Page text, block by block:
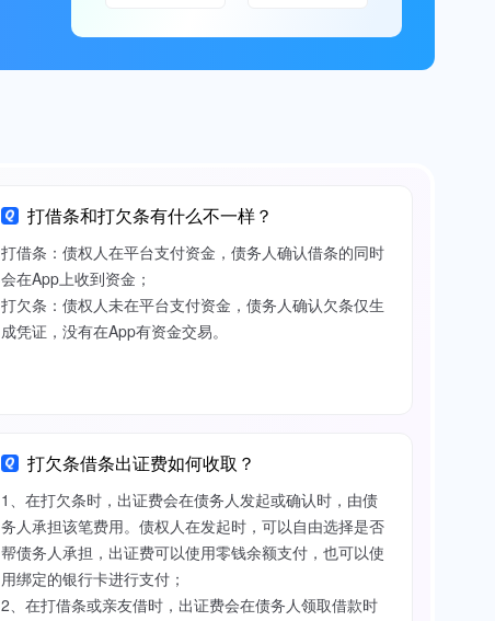
打借条和打欠条有什么不一样？
打借条：债权人在平台支付资金，债务人确认借条的同时
会在App上收到资金；
打欠条：债权人未在平台支付资金，债务人确认欠条仅生
成凭证，没有在App有资金交易。
打欠条借条出证费如何收取？
1、在打欠条时，出证费会在债务人发起或确认时，由债
务人承担该笔费用。债权人在发起时，可以自由选择是否
帮债务人承担，出证费可以使用零钱余额支付，也可以使
用绑定的银行卡进行支付；
2、在打借条或亲友借时，出证费会在债务人领取借款时